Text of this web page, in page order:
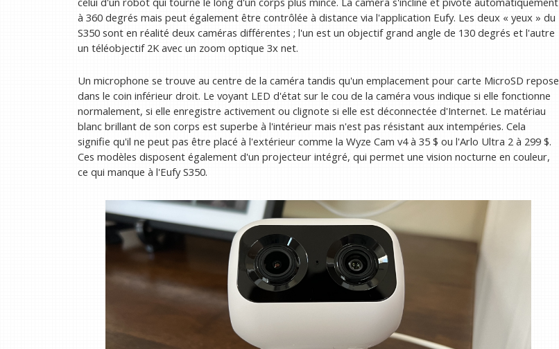
à 360 degrés mais peut également être contrôlée à distance via l'application Eufy. Les deux « yeux » du
S350 sont en réalité deux caméras différentes ; l'un est un objectif grand angle de 130 degrés et l'autre
un téléobjectif 2K avec un zoom optique 3x net.
Un microphone se trouve au centre de la caméra tandis qu'un emplacement pour carte MicroSD repose
dans le coin inférieur droit. Le voyant LED d'état sur le cou de la caméra vous indique si elle fonctionne
normalement, si elle enregistre activement ou clignote si elle est déconnectée d'Internet. Le matériau
blanc brillant de son corps est superbe à l'intérieur mais n'est pas résistant aux intempéries. Cela
signifie qu'il ne peut pas être placé à l'extérieur comme la Wyze Cam v4 à 35 $ ou l'Arlo Ultra 2 à 299 $.
Ces modèles disposent également d'un projecteur intégré, qui permet une vision nocturne en couleur,
ce qui manque à l'Eufy S350.